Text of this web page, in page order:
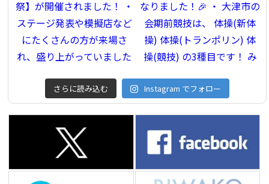
さらに読み込む Instagram でフォロー